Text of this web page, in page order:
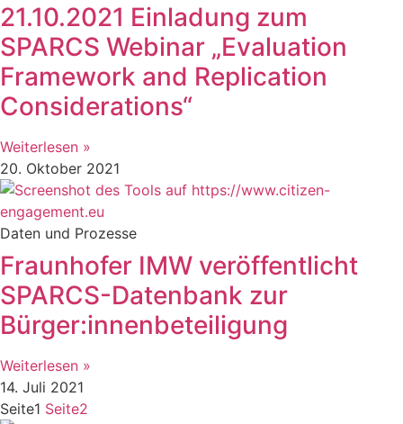
21.10.2021 Einladung zum
SPARCS Webinar „Evaluation
Framework and Replication
Considerations“
Weiterlesen »
20. Oktober 2021
Daten und Prozesse
Fraunhofer IMW veröffentlicht
SPARCS-Datenbank zur
Bürger:innenbeteiligung
Weiterlesen »
14. Juli 2021
Seite1 Seite2